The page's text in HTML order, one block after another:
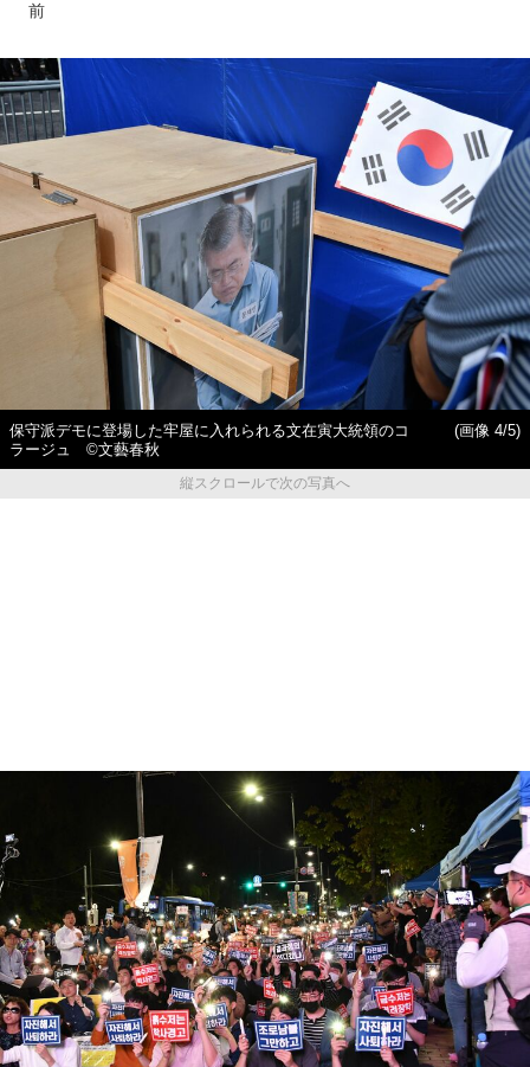
前
保守派デモに登場した牢屋に入れられる文在寅大統領のコ
ラージュ ©文藝春秋
(画像 4/5)
縦スクロールで次の写真へ